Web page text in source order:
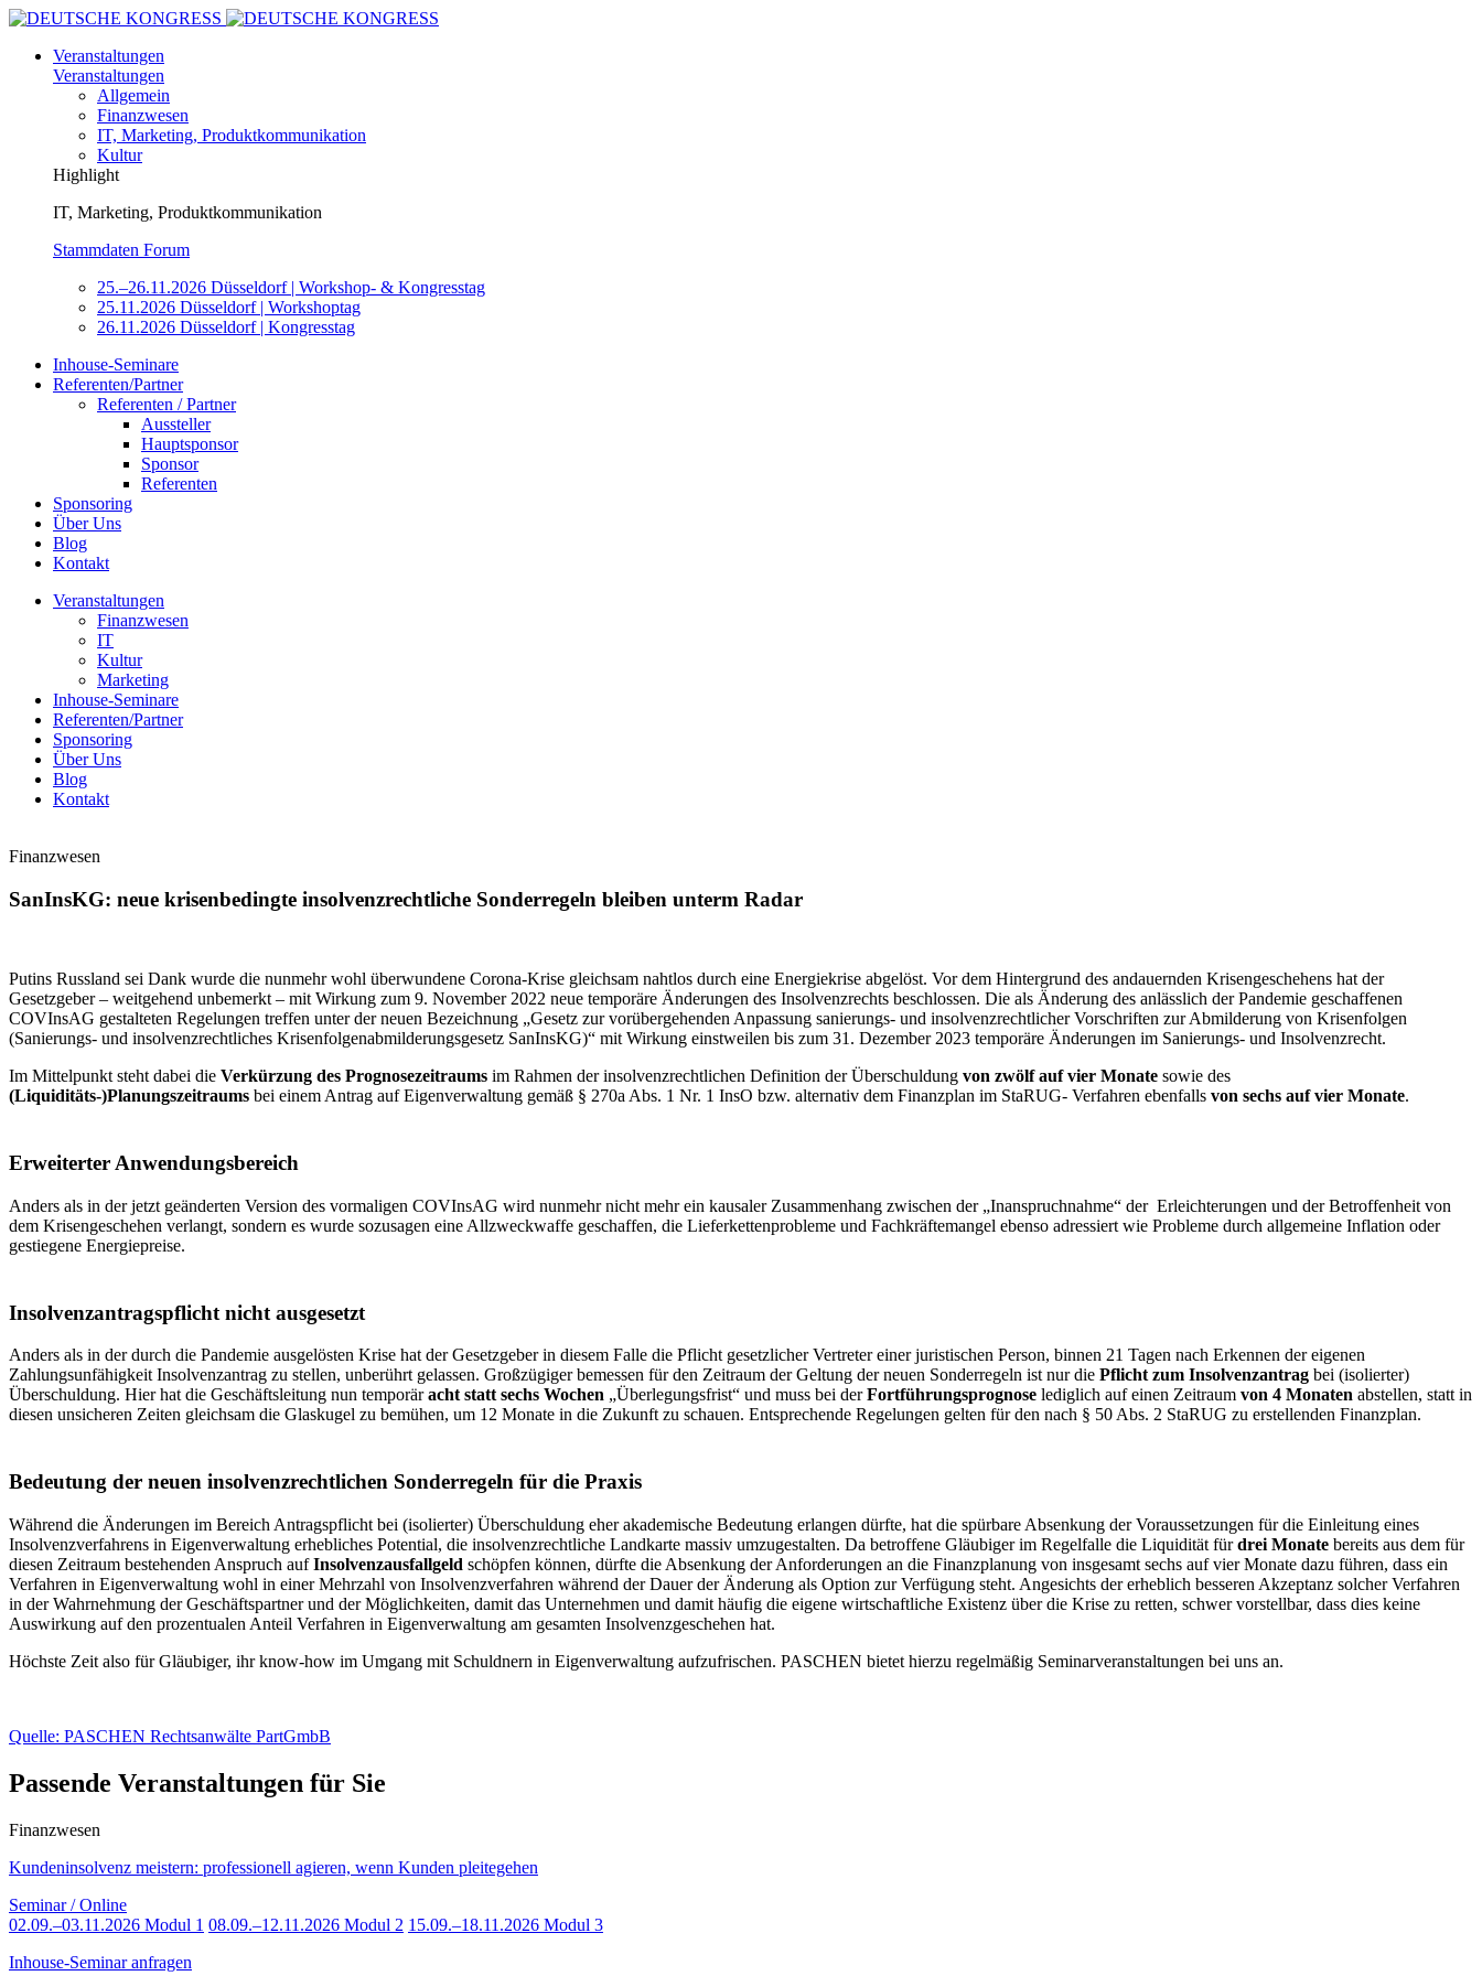
Veranstaltungen
Veranstaltungen
Allgemein
Finanzwesen
IT, Marketing, Produktkommunikation
Kultur
Highlight
IT, Marketing, Produktkommunikation
Stammdaten Forum
25.–26.11.2026 Düsseldorf | Workshop- & Kongresstag
25.11.2026 Düsseldorf | Workshoptag
26.11.2026 Düsseldorf | Kongresstag
Inhouse-Seminare
Referenten/Partner
Referenten / Partner
Aussteller
Hauptsponsor
Sponsor
Referenten
Sponsoring
Über Uns
Blog
Kontakt
Veranstaltungen
Finanzwesen
IT
Kultur
Marketing
Inhouse-Seminare
Referenten/Partner
Sponsoring
Über Uns
Blog
Kontakt
Finanzwesen
SanInsKG: neue krisenbedingte insolvenzrechtliche Sonderregeln bleiben unterm Radar
Putins Russland sei Dank wurde die nunmehr wohl überwundene Corona-Krise gleichsam nahtlos durch eine Energiekrise abgelöst. Vor dem Hintergrund des andauernden Krisengeschehens hat der
Gesetzgeber – weitgehend unbemerkt – mit Wirkung zum 9. November 2022 neue temporäre Änderungen des Insolvenzrechts beschlossen. Die als Änderung des anlässlich der Pandemie geschaffenen
COVInsAG gestalteten Regelungen treffen unter der neuen Bezeichnung „Gesetz zur vorübergehenden Anpassung sanierungs- und insolvenzrechtlicher Vorschriften zur Abmilderung von Krisenfolgen
(Sanierungs- und insolvenzrechtliches Krisenfolgenabmilderungsgesetz SanInsKG)“ mit Wirkung einstweilen bis zum 31. Dezember 2023 temporäre Änderungen im Sanierungs- und Insolvenzrecht.
Im Mittelpunkt steht dabei die Verkürzung des Prognosezeitraums im Rahmen der insolvenzrechtlichen Definition der Überschuldung von zwölf auf vier Monate sowie des
(Liquiditäts-)Planungszeitraums bei einem Antrag auf Eigenverwaltung gemäß § 270a Abs. 1 Nr. 1 InsO bzw. alternativ dem Finanzplan im StaRUG- Verfahren ebenfalls von sechs auf vier Monate.
Erweiterter Anwendungsbereich
Anders als in der jetzt geänderten Version des vormaligen COVInsAG wird nunmehr nicht mehr ein kausaler Zusammenhang zwischen der „Inanspruchnahme“ der Erleichterungen und der Betroffenheit von
dem Krisengeschehen verlangt, sondern es wurde sozusagen eine Allzweckwaffe geschaffen, die Lieferkettenprobleme und Fachkräftemangel ebenso adressiert wie Probleme durch allgemeine Inflation oder
gestiegene Energiepreise.
Insolvenzantragspflicht nicht ausgesetzt
Anders als in der durch die Pandemie ausgelösten Krise hat der Gesetzgeber in diesem Falle die Pflicht gesetzlicher Vertreter einer juristischen Person, binnen 21 Tagen nach Erkennen der eigenen
Zahlungsunfähigkeit Insolvenzantrag zu stellen, unberührt gelassen. Großzügiger bemessen für den Zeitraum der Geltung der neuen Sonderregeln ist nur die Pflicht zum Insolvenzantrag bei (isolierter)
Überschuldung. Hier hat die Geschäftsleitung nun temporäracht statt sechs Wochen „Überlegungsfrist“ und muss bei derFortführungsprognose lediglich auf einen Zeitraum von 4 Monaten abstellen, statt in
diesen unsicheren Zeiten gleichsam die Glaskugel zu bemühen, um 12 Monate in die Zukunft zu schauen. Entsprechende Regelungen gelten für den nach § 50 Abs. 2 StaRUG zu erstellenden Finanzplan.
Bedeutung der neuen insolvenzrechtlichen Sonderregeln für die Praxis
Während die Änderungen im Bereich Antragspflicht bei (isolierter) Überschuldung eher akademische Bedeutung erlangen dürfte, hat die spürbare Absenkung der Voraussetzungen für die Einleitung eines
Insolvenzverfahrens in Eigenverwaltung erhebliches Potential, die insolvenzrechtliche Landkarte massiv umzugestalten. Da betroffene Gläubiger im Regelfalle die Liquidität fürdrei Monate bereits aus dem für
diesen Zeitraum bestehenden Anspruch aufInsolvenzausfallgeld schöpfen können, dürfte die Absenkung der Anforderungen an die Finanzplanung von insgesamt sechs auf vier Monate dazu führen, dass ein
Verfahren in Eigenverwaltung wohl in einer Mehrzahl von Insolvenzverfahren während der Dauer der Änderung als Option zur Verfügung steht. Angesichts der erheblich besseren Akzeptanz solcher Verfahren
in der Wahrnehmung der Geschäftspartner und der Möglichkeiten, damit das Unternehmen und damit häufig die eigene wirtschaftliche Existenz über die Krise zu retten, schwer vorstellbar, dass dies keine
Auswirkung auf den prozentualen Anteil Verfahren in Eigenverwaltung am gesamten Insolvenzgeschehen hat.
Höchste Zeit also für Gläubiger, ihr know-how im Umgang mit Schuldnern in Eigenverwaltung aufzufrischen. PASCHEN bietet hierzu regelmäßig Seminarveranstaltungen bei uns an.
Quelle: PASCHEN Rechtsanwälte PartGmbB
Passende Veranstaltungen für Sie
Finanzwesen
Kundeninsolvenz meistern: professionell agieren, wenn Kunden pleitegehen
Seminar / Online
02.09.–03.11.2026 Modul 1 08.09.–12.11.2026 Modul 2 15.09.–18.11.2026 Modul 3
Inhouse-Seminar anfragen